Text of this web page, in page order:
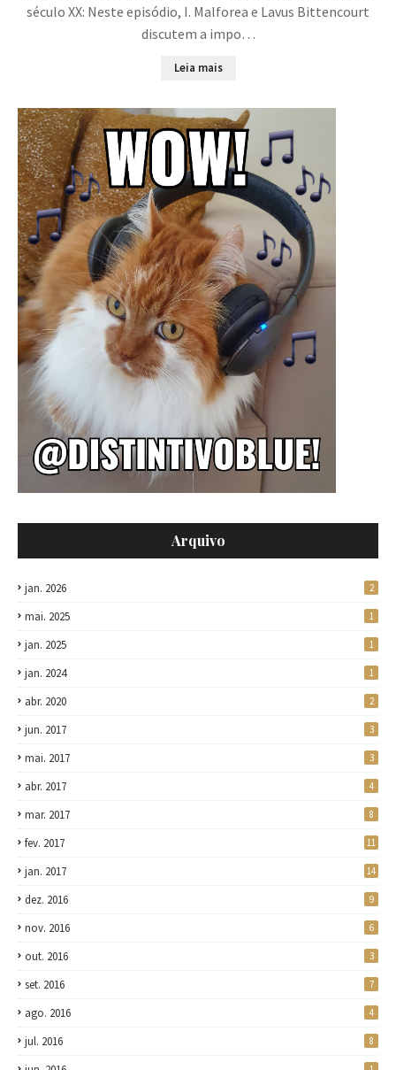
século XX: Neste episódio, I. Malforea e Lavus Bittencourt
discutem a impo…
Leia mais
Arquivo
jan. 2026 2
mai. 2025 1
jan. 2025 1
jan. 2024 1
abr. 2020 2
jun. 2017 3
mai. 2017 3
abr. 2017 4
mar. 2017 8
fev. 2017 11
jan. 2017 14
dez. 2016 9
nov. 2016 6
out. 2016 3
set. 2016 7
ago. 2016 4
jul. 2016 8